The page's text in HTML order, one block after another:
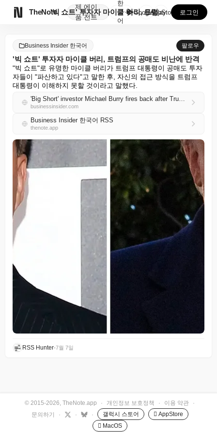
TheNote
제
품
에이
전트
'빅 쇼트' 투자자 마이클 버리, 트럼프의 공매도 비난...
한
국
어
GooglePlay
AppStore 로그인
Business Insider 한국어 팔로우
'빅 쇼트' 투자자 마이클 버리, 트럼프의 공매도 비난에 반격
"빅 쇼트"로 유명한 마이클 버리가 트럼프 대통령이 공매도 투자
자들이 "파산하고 있다"고 말한 후, 자신의 접근 방식을 트럼프
대통령이 이해하지 못할 것이라고 말했다.
'Big Short' investor Michael Burry fires back after Trump ridicules short sellers
businessinsider.com
Business Insider 한국어 RSS
thenote.app
RSS Hunter•7월 7일
© 2015-2026, TheNote.app · 개인정보 보호정책 · 이용 약관
·
문의하기
· · · 갤럭시 스토어
 AppStore
 MacOS